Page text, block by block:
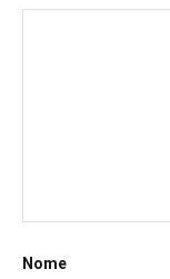
Nome